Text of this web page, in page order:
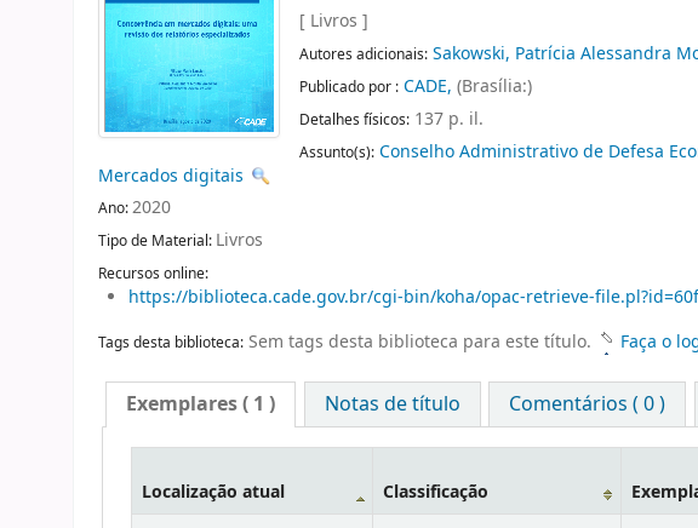
[ Livros ]
Autores adicionais: Sakowski, Patrícia Alessandra
Publicado por : CADE, (Brasília:)
Detalhes físicos: 137 p. il.
Assunto(s): Conselho Administrativo de Defesa
Mercados digitais
Ano:2020
Tipo de Material: Livros
Recursos online:
https://biblioteca.cade.gov.br/cgi-bin/koha/opac-retrieve-
Tags desta biblioteca: Sem tags desta biblioteca para este título. Faça o
Exemplares( 1 ) Notas de título Comentários ( 0 )
Localização atual Classificação